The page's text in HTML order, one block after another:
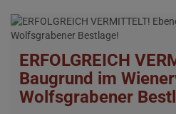
ERFOLGREICH
Baugrund im
Wolfsgrabener